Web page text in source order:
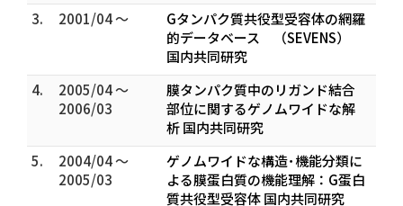
3.
2001/04 ～
Gタンパク質共役型受容体の網羅
的データベース （SEVENS）
国内共同研究
4.
2005/04 ～
2006/03
膜タンパク質中のリガンド結合
部位に関するゲノムワイドな解
析 国内共同研究
5.
2004/04 ～
2005/03
ゲノムワイドな構造･機能分類に
よる膜蛋白質の機能理解：G蛋白
質共役型受容体 国内共同研究